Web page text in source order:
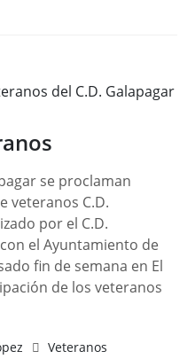
se proclaman
veteranos C.D.
por el C.D.
el Ayuntamiento de
fin de semana en El
de los veteranos
Veteranos